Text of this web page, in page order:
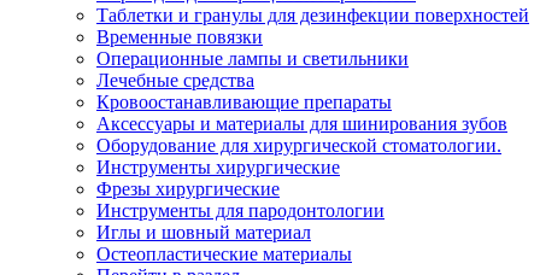
Таблетки и гранулы для дезинфекции поверхностей
Временные повязки
Операционные лампы и светильники
Лечебные средства
Кровоостанавливающие препараты
Аксессуары и материалы для шинирования зубов
Оборудование для хирургической стоматологии.
Инструменты хирургические
Фрезы хирургические
Инструменты для пародонтологии
Иглы и шовный материал
Остеопластические материалы